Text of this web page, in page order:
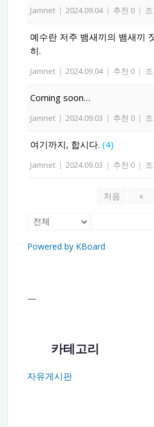
Jamnet | 2024.09.04 | 추천 0 |
예수란 저주 뱀새끼의 뱀새끼
히.
Jamnet | 2024.09.04 | 추천 0 |
Coming soon…
Jamnet | 2024.09.03 | 추천 0 |
여기까지, 합시다. (4)
Jamnet | 2024.09.03 | 추천 0 |
처음 «
Powered by KBoard
—
카테고리
자유게시판